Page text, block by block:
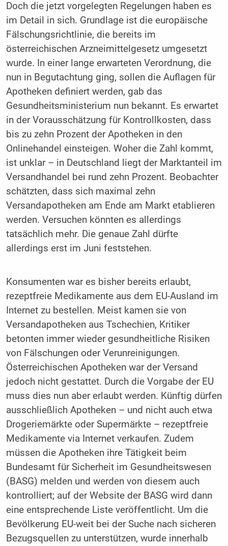
Doch die jetzt vorgelegten Regelungen haben es
im Detail in sich. Grundlage ist die europäische
Fälschungsrichtlinie, die bereits im
österreichischen Arzneimittelgesetz umgesetzt
wurde. In einer lange erwarteten Verordnung, die
nun in Begutachtung ging, sollen die Auflagen für
Apotheken definiert werden, gab das
Gesundheitsministerium nun bekannt. Es erwartet
in der Vorausschätzung für Kontrollkosten, dass
bis zu zehn Prozent der Apotheken in den
Onlinehandel einsteigen. Woher die Zahl kommt,
ist unklar – in Deutschland liegt der Marktanteil im
Versandhandel bei rund zehn Prozent. Beobachter
schätzten, dass sich maximal zehn
Versandapotheken am Ende am Markt etablieren
werden. Versuchen könnten es allerdings
tatsächlich mehr. Die genaue Zahl dürfte
allerdings erst im Juni feststehen.
Konsumenten war es bisher bereits erlaubt,
rezeptfreie Medikamente aus dem EU-Ausland im
Internet zu bestellen. Meist kamen sie von
Versandapotheken aus Tschechien, Kritiker
betonten immer wieder gesundheitliche Risiken
von Fälschungen oder Verunreinigungen.
Österreichischen Apotheken war der Versand
jedoch nicht gestattet. Durch die Vorgabe der EU
muss dies nun aber erlaubt werden. Künftig dürfen
ausschließlich Apotheken – und nicht auch etwa
Drogeriemärkte oder Supermärkte – rezeptfreie
Medikamente via Internet verkaufen. Zudem
müssen die Apotheken ihre Tätigkeit beim
Bundesamt für Sicherheit im Gesundheitswesen
(BASG) melden und werden von diesem auch
kontrolliert; auf der Website der BASG wird dann
eine entsprechende Liste veröffentlicht. Um die
Bevölkerung EU-weit bei der Suche nach sicheren
Bezugsquellen zu unterstützen, wurde innerhalb